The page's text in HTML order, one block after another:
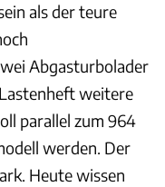
als der teure
Abgasturbolader
weitere
parallel zum 964
werden. Der
Heute wissen